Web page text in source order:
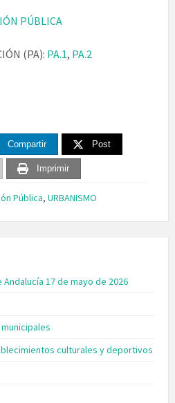
PÚBLICA
(PA): PA.1, PA.2
Compartir Post
Imprimir
Pública, URBANISMO
17 de mayo de 2026
culturales y deportivos